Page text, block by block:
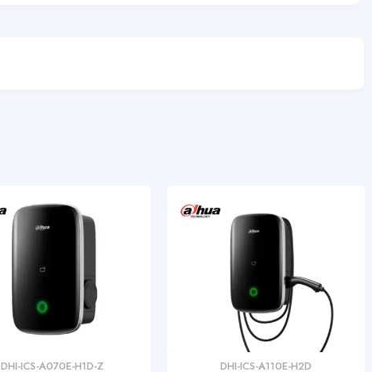
DHI-ICS-A070E-H1D-Z DHI-ICS-A110E-H2D